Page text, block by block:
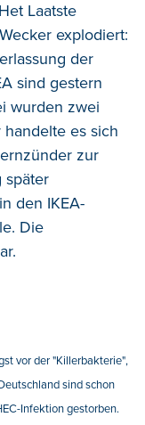
Laatste
explodiert:
der
sind gestern
wurden zwei
es sich
zur
später
den IKEA-
Die
vor der "Killerbakterie",
sind schon
Infektion gestorben.